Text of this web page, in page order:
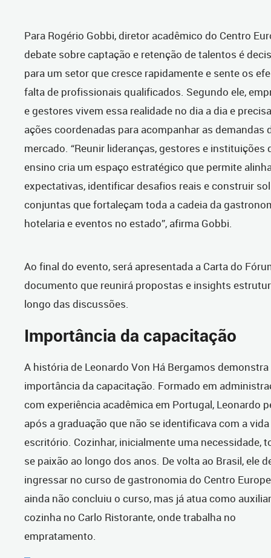
Para Rogério Gobbi, diretor acadêmico do Centro
debate sobre captação e retenção de talentos é
para um setor que cresce rapidamente e sente os
falta de profissionais qualificados. Segundo ele,
e gestores vivem essa realidade no dia a dia e
ações coordenadas para acompanhar as demandas
mercado. “Reunir lideranças, gestores e instituições
ensino cria um espaço estratégico que permite
expectativas, identificar desafios reais e construir
conjuntas que fortaleçam toda a cadeia da
hotelaria e eventos no estado”, afirma Gobbi.
Ao final do evento, será apresentada a Carta do
documento que reunirá propostas e insights
longo das discussões.
Importância da capacitação
A história de Leonardo Von Há Bergamos demonstra
importância da capacitação. Formado em
com experiência acadêmica em Portugal, Leonardo
após a graduação que não se identificava com a
escritório. Cozinhar, inicialmente uma necessidade,
se paixão ao longo dos anos. De volta ao Brasil, ele
ingressar no curso de gastronomia do Centro
ainda não concluiu o curso, mas já atua como
cozinha no Carlo Ristorante, onde trabalha no
empratamento.